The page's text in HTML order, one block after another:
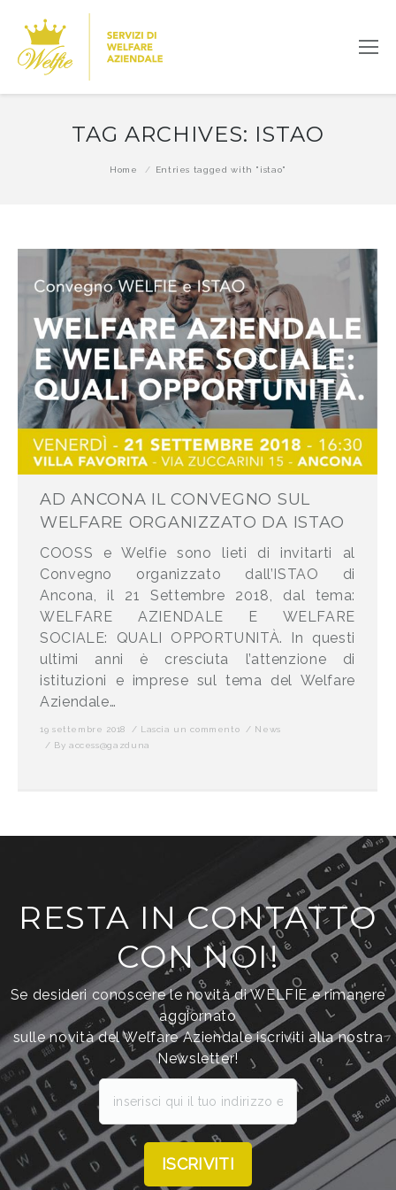
TAG ARCHIVES: ISTAO
Home Entries tagged with "istao"
AD ANCONA IL CONVEGNO SUL
WELFARE ORGANIZZATO DA ISTAO
COOSS e Welfie sono lieti di invitarti al
Convegno organizzato dall’ISTAO di
Ancona, il 21 Settembre 2018, dal tema:
WELFARE AZIENDALE E WELFARE
SOCIALE: QUALI OPPORTUNITÀ. In questi
ultimi anni è cresciuta l’attenzione di
istituzioni e imprese sul tema del Welfare
Aziendale…
19 settembre 2018 Lascia un commento
News
By access@gazduna
RESTA IN CONTATTO
CON NOI!
Se desideri conoscere le novità di WELFIE e rimanere
aggiornato
sulle novità del Welfare Aziendale iscriviti alla nostra
Newsletter!